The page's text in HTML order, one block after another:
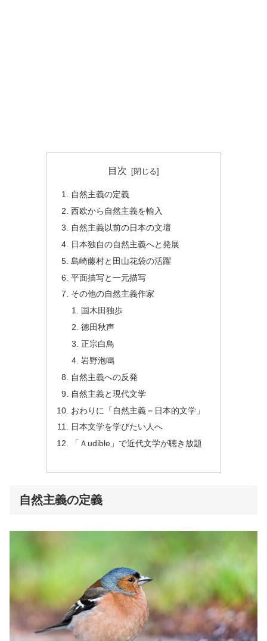
目次
自然主義の定義
西欧から自然主義を輸入
自然主義以前の日本の文壇
日本独自の自然主義へと発展
島崎藤村と田山花袋の活躍
平面描写と一元描写
その他の自然主義作家
国木田独歩
徳田秋声
正宗白鳥
岩野泡鳴
自然主義への反発
自然主義と現代文学
おわりに「自然主義＝日本的文学」
日本文学を学びたい人へ
「Ａudible」で近代文学が聴き放題
自然主義の定義